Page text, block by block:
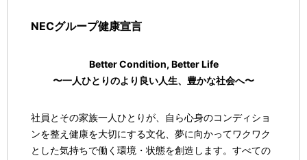
NECグループ健康宣言
Better Condition, Better Life
〜一人ひとりのより良い人生、豊かな社会へ〜
社員とその家族一人ひとりが、自ら心身のコンディショ
ンを整え健康を大切にする文化、夢に向かってワクワク
とした気持ちで働く環境・状態を創造します。すべての